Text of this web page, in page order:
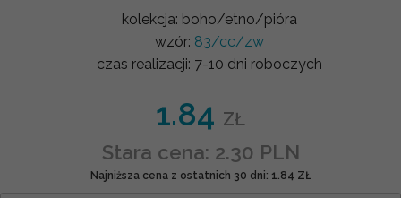
kolekcja: boho/etno/pióra
wzór: 83/cc/zw
czas realizacji: 7-10 dni roboczych
1.84 ZŁ
Stara cena: 2.30 PLN
Najniższa cena z ostatnich 30 dni: 1.84 ZŁ